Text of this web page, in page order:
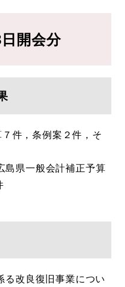
開会分
件，条例案２件，そ
県一般会計補正予算
改良復旧事業につい